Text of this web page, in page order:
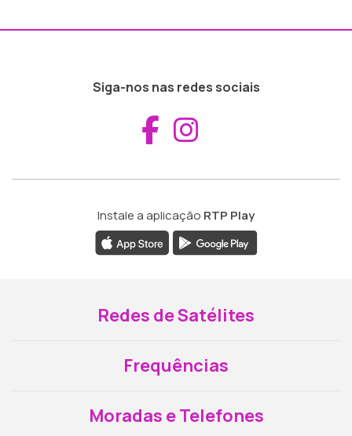
Siga-nos nas redes sociais
Aceder ao
Instale a aplicação RTP Play
Redes de Satélites
Frequências
Moradas e Telefones